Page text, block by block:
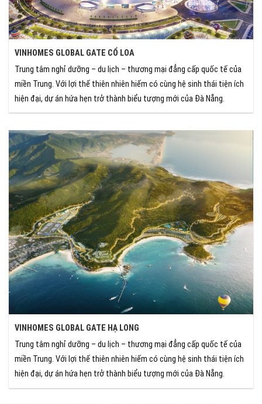
VINHOMES GLOBAL GATE CỔ LOA
Trung tâm nghỉ dưỡng – du lịch – thương mại đẳng cấp quốc tế của
miền Trung. Với lợi thế thiên nhiên hiếm có cùng hệ sinh thái tiện ích
hiện đại, dự án hứa hẹn trở thành biểu tượng mới của Đà Nẵng.
VINHOMES GLOBAL GATE HẠ LONG
Trung tâm nghỉ dưỡng – du lịch – thương mại đẳng cấp quốc tế của
miền Trung. Với lợi thế thiên nhiên hiếm có cùng hệ sinh thái tiện ích
hiện đại, dự án hứa hẹn trở thành biểu tượng mới của Đà Nẵng.